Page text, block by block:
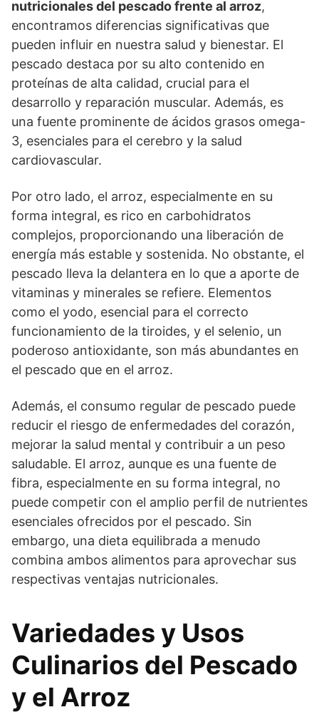
nutricionales del pescado frente al arroz,
encontramos diferencias significativas que
pueden influir en nuestra salud y bienestar. El
pescado destaca por su alto contenido en
proteínas de alta calidad, crucial para el
desarrollo y reparación muscular. Además, es
una fuente prominente de ácidos grasos omega-
3, esenciales para el cerebro y la salud
cardiovascular.
Por otro lado, el arroz, especialmente en su
forma integral, es rico en carbohidratos
complejos, proporcionando una liberación de
energía más estable y sostenida. No obstante, el
pescado lleva la delantera en lo que a aporte de
vitaminas y minerales se refiere. Elementos
como el yodo, esencial para el correcto
funcionamiento de la tiroides, y el selenio, un
poderoso antioxidante, son más abundantes en
el pescado que en el arroz.
Además, el consumo regular de pescado puede
reducir el riesgo de enfermedades del corazón,
mejorar la salud mental y contribuir a un peso
saludable. El arroz, aunque es una fuente de
fibra, especialmente en su forma integral, no
puede competir con el amplio perfil de nutrientes
esenciales ofrecidos por el pescado. Sin
embargo, una dieta equilibrada a menudo
combina ambos alimentos para aprovechar sus
respectivas ventajas nutricionales.
Variedades y Usos
Culinarios del Pescado
y el Arroz